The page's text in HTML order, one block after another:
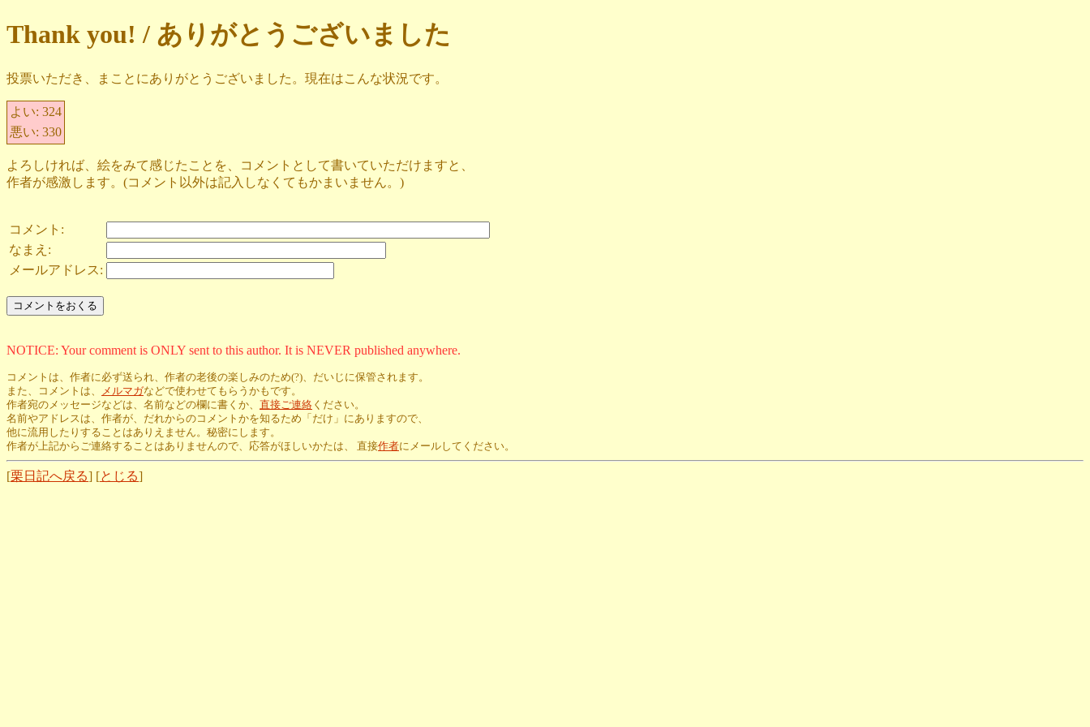
Thank you! / ありがとうございました
投票いただき、まことにありがとうございました。現在はこんな状況です。
よい: 324
悪い: 330
よろしければ、絵をみて感じたことを、コメントとして書いていただけますと、
作者が感激します。(コメント以外は記入しなくてもかまいません。)
コメント:
なまえ:
メールアドレス:
NOTICE: Your comment is ONLY sent to this author. It is NEVER published anywhere.
コメントは、作者に必ず送られ、作者の老後の楽しみのため(?)、だいじに保管されます。
また、コメントは、
メルマガなどで使わせてもらうかもです。
作者宛のメッセージなどは、名前などの欄に書くか、 直接ご連絡 ください。
名前やアドレスは、作者が、だれからのコメントかを知るため「だけ」にありますので、
他に流用したりすることはありえません。秘密にします。
作者が上記からご連絡することはありませんので、応答がほしいかたは、 直接作者にメールしてください。
[栗日記へ戻る] [とじる]